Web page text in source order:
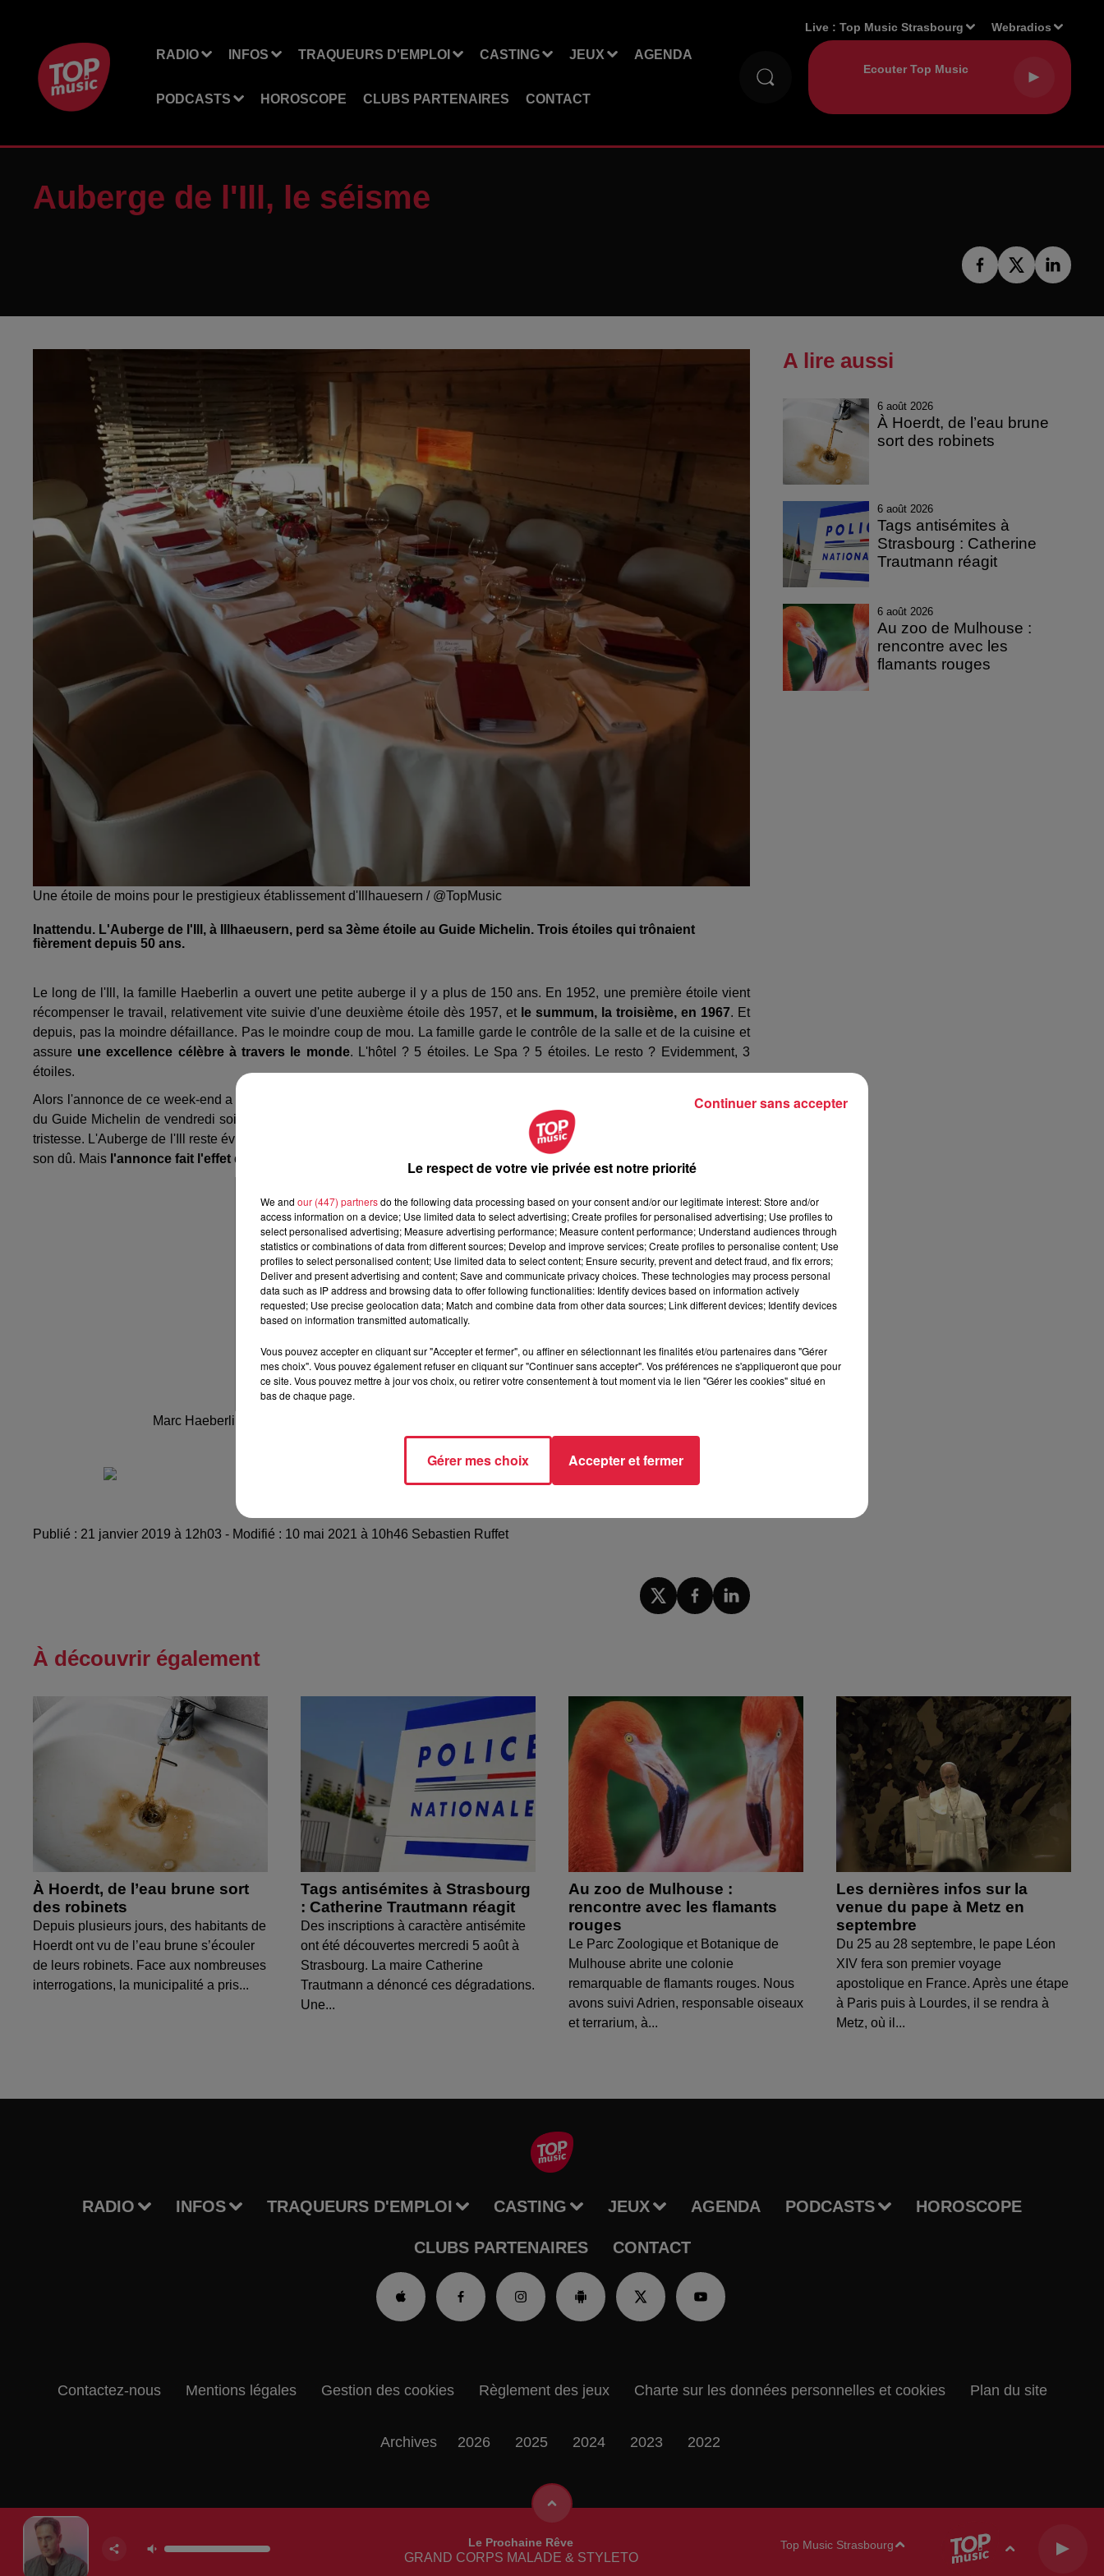
RADIO INFOS TRAQUEURS D'EMPLOI CASTING JEUX AGENDA
PODCASTS HOROSCOPE CLUBS PARTENAIRES CONTACT
Live :Top Music Strasbourg Webradios
Auberge de l'Ill, le séisme
Une étoile de moins pour le prestigieux établissement d'Illhauesern / @TopMusic
Inattendu. L'Auberge de l'Ill, à Illhaeusern, perd sa 3ème étoile au Guide Michelin. Trois étoiles qui trônaient
fièrement depuis 50 ans.
Le long de l'Ill, la famille Haeberlin a ouvert une petite auberge il y a plus de 150 ans. En 1952, une première étoile vient
récompenser le travail, relativement vite suivie d'une deuxième étoile dès 1957, et le summum, la troisième, en 1967. Et
depuis, pas la moindre défaillance. Pas le moindre coup de mou. La famille garde le contrôle de la salle et de la cuisine et
assure une excellence célèbre à travers le monde. L'hôtel ? 5 étoiles. Le Spa ? 5 étoiles. Le resto ? Evidemment, 3
étoiles.
Alors l'annonce de ce week-end a remué les Haeberlin. L'entourage du chef Marc Haeberlin nous a confirmé le coup de fil
du Guide Michelin de vendredi soir, puis de dimanche. La nouvelle est mauvaise, et on a pu sentir une certaine forme de
tristesse. L'Auberge de l'Ill reste évidemment une référence, et la famille Haeberlin va sans doute tout faire pour reconquérir
son dû. Mais l'annonce fait l'effet d'une bombe dans le milieu de la gastronomie française
Marc Haeberlin vérifie les poissons qui seront servis dans les menus / @Topmusic
Communiqué de presse de l'Auberge de l'Ill
Publié : 21 janvier 2019 à 12h03 - Modifié : 10 mai 2021 à 10h46 Sebastien Ruffet
A lire aussi
6 août 2026
À Hoerdt, de l’eau brune
sort des robinets
6 août 2026
Tags antisémites à
Strasbourg : Catherine
Trautmann réagit
6 août 2026
Au zoo de Mulhouse :
rencontre avec les
flamants rouges
À découvrir également
À Hoerdt, de l’eau brune sort
des robinets
Depuis plusieurs jours, des habitants de
Hoerdt ont vu de l’eau brune s’écouler
de leurs robinets. Face aux nombreuses
interrogations, la municipalité a pris...
Tags antisémites à Strasbourg
: Catherine Trautmann réagit
Des inscriptions à caractère antisémite
ont été découvertes mercredi 5 août à
Strasbourg. La maire Catherine
Trautmann a dénoncé ces dégradations.
Une...
Au zoo de Mulhouse :
rencontre avec les flamants
rouges
Le Parc Zoologique et Botanique de
Mulhouse abrite une colonie
remarquable de flamants rouges. Nous
avons suivi Adrien, responsable oiseaux
et terrarium, à...
Les dernières infos sur la
venue du pape à Metz en
septembre
Du 25 au 28 septembre, le pape Léon
XIV fera son premier voyage
apostolique en France. Après une étape
à Paris puis à Lourdes, il se rendra à
Metz, où il...
RADIO INFOS TRAQUEURS D'EMPLOI CASTING JEUX AGENDA PODCASTS HOROSCOPE
CLUBS PARTENAIRES CONTACT
Soirée Mondaine
ORIA
Top Music Strasbourg
Contactez-nous Mentions légales Gestion des cookies Règlement des jeux Charte sur les données personnelles et cookies Plan du site
Archives 2026 2025 2024 2023 2022
Le respect de votre vie privée est notre priorité
We and our (447) partnersdo the following data processing based on your consent and/or our legitimate interest: Store and/or
access information on a device; Use limited data to select advertising; Create profiles for personalised advertising; Use profiles to
select personalised advertising; Measure advertising performance; Measure content performance; Understand audiences through
statistics or combinations of data from different sources; Develop and improve services; Create profiles to personalise content; Use
profiles to select personalised content; Use limited data to select content; Ensure security, prevent and detect fraud, and fix errors;
Deliver and present advertising and content; Save and communicate privacy choices. These technologies may process personal
data such as IP address and browsing data to offer following functionalities: Identify devices based on information actively
requested; Use precise geolocation data; Match and combine data from other data sources; Link different devices; Identify devices
based on information transmitted automatically.
Vous pouvez accepter en cliquant sur "Accepter et fermer", ou affiner en sélectionnant les finalités et/ou partenaires dans "Gérer
mes choix". Vous pouvez également refuser en cliquant sur "Continuer sans accepter". Vos préférences ne s'appliqueront que pour
ce site. Vous pouvez mettre à jour vos choix, ou retirer votre consentement à tout moment via le lien "Gérer les cookies" situé en
bas de chaque page.
Gérer mes choix Accepter et fermer
Continuer sans accepter